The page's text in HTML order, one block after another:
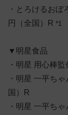
・とろけるお
円（全国）R *1
▼明星食品
・明星 用心棒
・明星 一平ち
国）R
・明星 一平ち